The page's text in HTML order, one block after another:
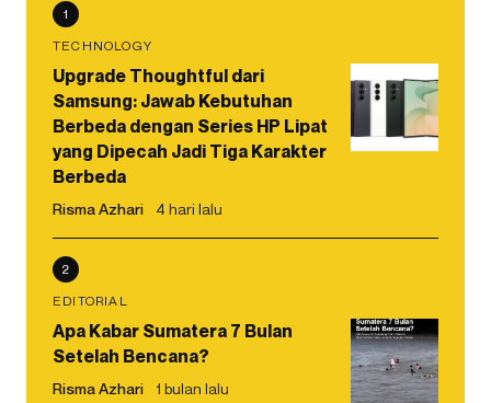
1
TECHNOLOGY
Upgrade Thoughtful dari
Samsung: Jawab Kebutuhan
Berbeda dengan Series HP Lipat
yang Dipecah Jadi Tiga Karakter
Berbeda
Risma Azhari 4 hari lalu
2
EDITORIAL
Apa Kabar Sumatera 7 Bulan
Setelah Bencana?
Risma Azhari 1 bulan lalu